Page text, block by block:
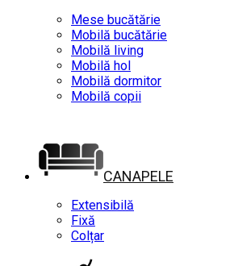
Mese bucătărie
Mobilă bucătărie
Mobilă living
Mobilă hol
Mobilă dormitor
Mobilă copii
CANAPELE
Extensibilă
Fixă
Colțar